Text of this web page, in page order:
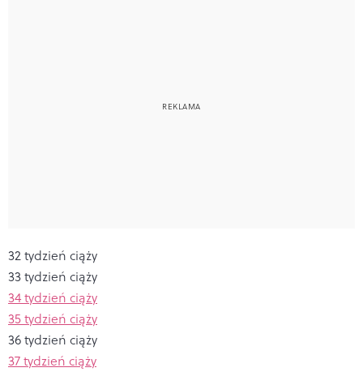
32 tydzień ciąży
33 tydzień ciąży
34 tydzień ciąży
35 tydzień ciąży
36 tydzień ciąży
37 tydzień ciąży